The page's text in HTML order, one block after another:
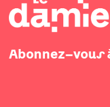
Abonnez-vous